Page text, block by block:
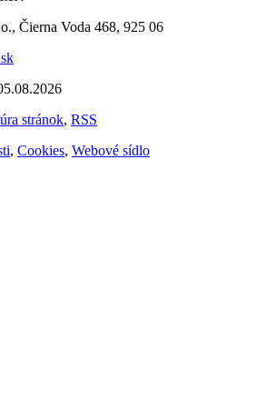
Čierna Voda 468, 925 06
stránok, RSS
, Cookies, Webové sídlo